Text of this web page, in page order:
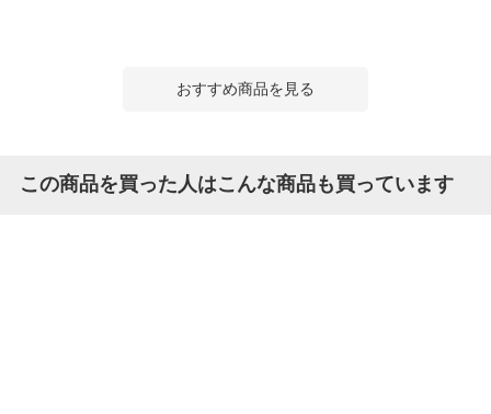
おすすめ商品を見る
この商品を買った人はこんな商品も買っています